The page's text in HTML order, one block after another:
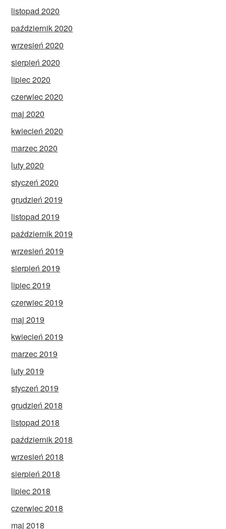
listopad 2020
październik 2020
wrzesień 2020
sierpień 2020
lipiec 2020
czerwiec 2020
maj 2020
kwiecień 2020
marzec 2020
luty 2020
styczeń 2020
grudzień 2019
listopad 2019
październik 2019
wrzesień 2019
sierpień 2019
lipiec 2019
czerwiec 2019
maj 2019
kwiecień 2019
marzec 2019
luty 2019
styczeń 2019
grudzień 2018
listopad 2018
październik 2018
wrzesień 2018
sierpień 2018
lipiec 2018
czerwiec 2018
maj 2018